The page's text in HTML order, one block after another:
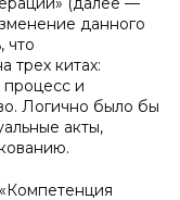
данного
что
трех китах:
и
Логично было бы
акты,